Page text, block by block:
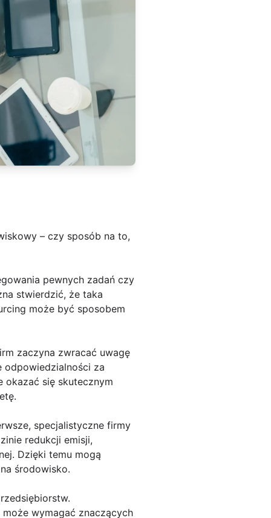
– czy sposób na to,
pewnych zadań czy
stwierdzić, że taka
może być sposobem
zaczyna zwracać uwagę
odpowiedzialności za
okazać się skutecznym
specjalistyczne firmy
redukcji emisji,
Dzięki temu mogą
środowisko.
wymagać znaczących